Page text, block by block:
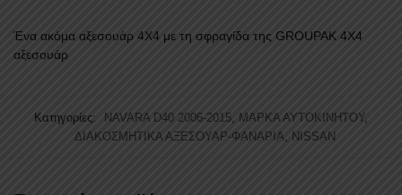
Ένα ακόμα αξεσουάρ 4Χ4 με τη σφραγίδα της GROUPAK 4Χ4
αξεσουάρ
Κατηγορίες: NAVARA D40 2006-2015 ΜΑΡΚΑ ΑΥΤΟΚΙΝΗΤΟΥ,
ΔΙΑΚΟΣΜΗΤΙΚΑ ΑΞΕΣΟΥΑΡ-ΦΑΝΑΡΙΑ
NISSAN